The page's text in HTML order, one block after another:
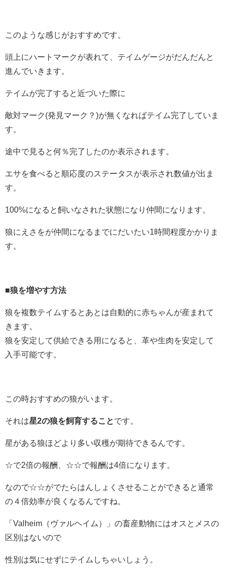
このような感じがおすすめです。
頭上にハートマークが表れて、テイムゲージがだんだんと
進んでいきます。
テイムが完了すると近づいた際に
敵対マーク(発見マーク？)が無くなればテイム完了していま
す。
途中で見ると何％完了したのか表示されます。
エサを食べると順応度のステータスが表示され数値が出ま
す。
100%になると飼いなされた状態になり仲間になります。
狼にえさをが仲間になるまでにだいたい1時間程度かかりま
す。
■狼を増やす方法
狼を複数テイムするとあとは自動的に赤ちゃんが産まれて
きます。
狼を安定して供給できる用になると、革や生肉を安定して
入手可能です。
この時おすすめの狼がいます。
それは星2の狼を飼育することです。
星がある狼ほどより多い収穫が期待できるんです。
☆で2倍の報酬、☆☆で報酬は4倍になります。
なので☆☆がでたらはんしょくさせることができると通常
の４倍効率が良くなるんですね。
「Valheim（ヴァルヘイム）」の畜産動物にはオスとメスの
区別はないので
性別は気にせずにテイムしちゃいしょう。